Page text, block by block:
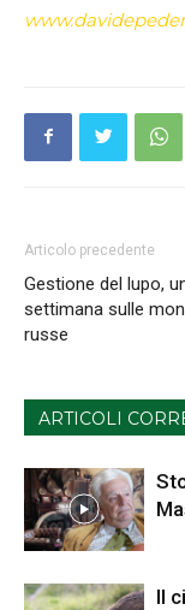
Articolo precedente
Gestione del lupo,
settimana sulle
russe
ARTICOLI
Il